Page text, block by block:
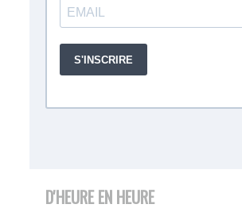
D'HEURE EN HEURE